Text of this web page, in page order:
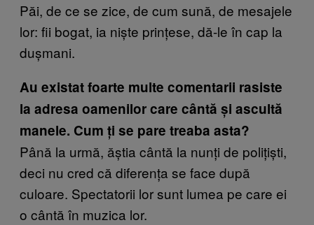
Păi, de ce se zice, de cum sună, de mesajele
lor: fii bogat, ia niște prințese, dă-le în cap la
dușmani.
Au existat foarte multe comentarii rasiste
la adresa oamenilor care cântă și ascultă
manele. Cum ți se pare treaba asta?
Până la urmă, ăștia cântă la nunți de polițiști,
deci nu cred că diferența se face după
culoare. Spectatorii lor sunt lumea pe care ei
o cântă în muzica lor.